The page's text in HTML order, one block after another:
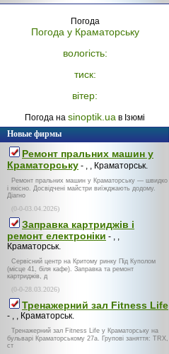
Погода
Погода у Краматорську
вологість:
тиск:
вітер:
Погода на sinoptik.ua в Ізюмі
Новые фирмы
Ремонт пральних машин у
Краматорську - , , Краматорськ.
Ремонт пральних машин у Краматорську — швидко
і якісно. Досвідчені майстри виїжджають додому.
Діагно
(0-0-03.04.2026)
Заправка картриджів і
ремонт електроніки - , ,
Краматорськ.
Сервісний центр на Критому ринку Під Куполом
(місце 41, біля кафе). Заправка та ремонт
картриджів, д
(0-0-28.03.2026)
Тренажерний зал Fitness Life
- , , Краматорськ.
Тренажерний зал Fitness Life у Краматорську на
бульварі Краматорському 27а. Групові заняття: TRX,
ст